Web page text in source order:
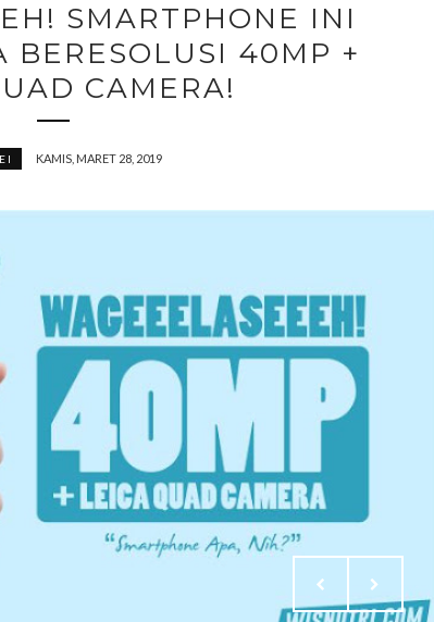
SMARTPHONE INI
BERESOLUSI 40MP +
CAMERA!
KAMIS, MARET 28, 2019